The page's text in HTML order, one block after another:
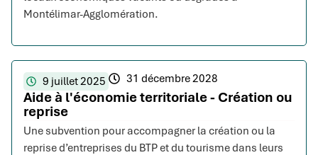
Montélimar-Agglomération.
9 juillet 2025 31 décembre 2028
Aide à l'économie territoriale - Création ou
reprise
Une subvention pour accompagner la création ou la
reprise d’entreprises du BTP et du tourisme dans leurs